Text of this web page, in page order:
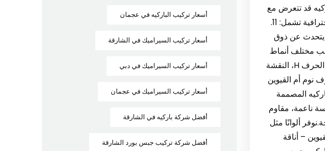
قد تتعرض مع
الوقت للخدوش أو البهتان.لذا تقدم شركة تركيب باركيه في أم القيوين خدمات صيانة باركيه احترافية تشمل: 11.
يتحدث عن ذوق
مختلف أنماط
التصميم الداخلي، سواء العصري، الكلاسيكي، أو الفندقي الفاخر.ننفذ أنماطًا فنية متداخلة مثل الحرف H، النقشة
تضيف شخصية خاصة لكل مساحة. 12. باركيه غرف نوم أم القيوين
المصممة
ناعمة، مقاوم
ألوانًا مثل
مجالس في أم القيوين – أناقة
أسعار تركيب الباركيه في عجمان
أسعار تركيب السيراميك في الشارقة
أسعار تركيب السيراميك في دبي
أسعار تركيب السيراميك في عجمان
أفضل شركة باركيه في الشارقة
أفضل شركة تركيب جبس بورد الشارقة